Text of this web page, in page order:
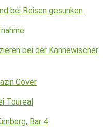
bei Reisen gesunken
bei der Kannewischer
Toureal